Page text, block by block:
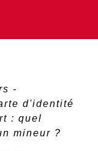
-
d'identité
: quel
mineur ?